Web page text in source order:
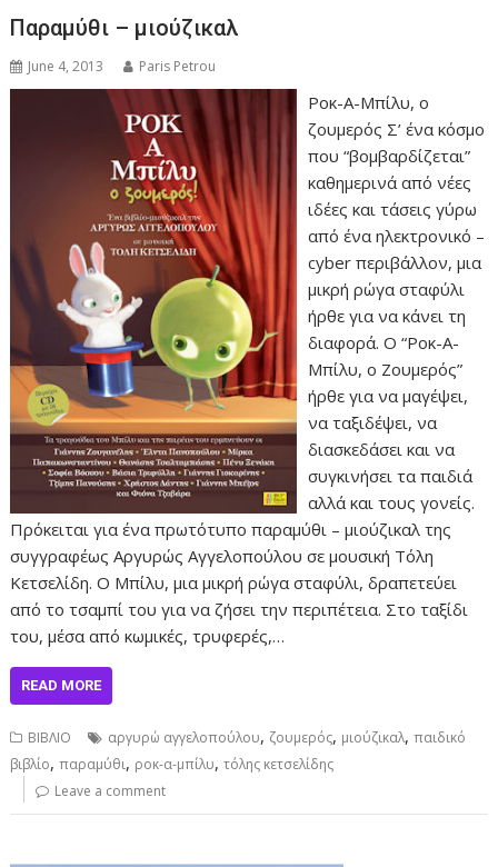
Παραμύθι – μιούζικαλ
June 4, 2013 Paris Petrou
Ροκ-Α-Μπίλυ, ο
ζουμερός Σ’ ένα κόσμο
που “βομβαρδίζεται”
καθημερινά από νέες
ιδέες και τάσεις γύρω
από ένα ηλεκτρονικό –
cyber περιβάλλον, μια
μικρή ρώγα σταφύλι
ήρθε για να κάνει τη
διαφορά. Ο “Ροκ-Α-
Μπίλυ, ο Ζουμερός”
ήρθε για να μαγέψει,
να ταξιδέψει, να
διασκεδάσει και να
συγκινήσει τα παιδιά
αλλά και τους γονείς.
Πρόκειται για ένα πρωτότυπο παραμύθι – μιούζικαλ της
συγγραφέως Αργυρώς Αγγελοπούλου σε μουσική Τόλη
Κετσελίδη. Ο Μπίλυ, μια μικρή ρώγα σταφύλι, δραπετεύει
από το τσαμπί του για να ζήσει την περιπέτεια. Στο ταξίδι
του, μέσα από κωμικές, τρυφερές,…
READ MORE
ΒΙΒΛΙΟ αργυρώ αγγελοπούλου, ζουμερός, μιούζικαλ,παιδικό
βιβλίο,παραμύθι, ροκ-α-μπίλυ,τόλης κετσελίδης
Leave a comment